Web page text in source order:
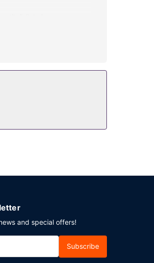
and special offers!
Subscribe